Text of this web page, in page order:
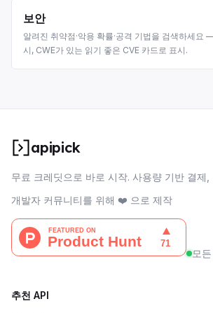
보안
알려진 취약점·악용 확률·공격 기법을 검색하세요
시, CWE가 있는 읽기 좋은 CVE 카드로 표시.
apipick
무료 크레딧으로 바로 시작. 사용량 기반 결제,
개발자 커뮤니티를 위해 ❤️ 으로 제작
모
추천 API